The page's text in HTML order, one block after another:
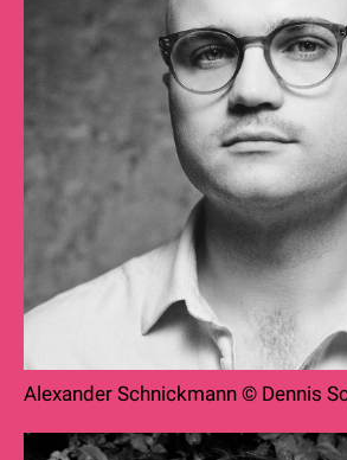
Alexander Schnickmann © Dennis